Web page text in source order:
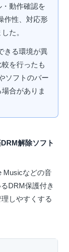
動作確認を
作性、対応形
た。
きる環境が異
を行ったも
ソフトのバー
合がありま
解除ソフト
Musicなどの音
DRM保護付き
しやすくする